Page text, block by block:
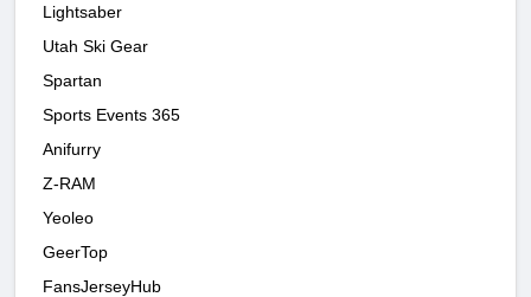
Lightsaber
Utah Ski Gear
Spartan
Sports Events 365
Anifurry
Z-RAM
Yeoleo
GeerTop
FansJerseyHub